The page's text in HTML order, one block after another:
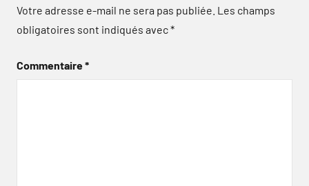
Votre adresse e-mail ne sera pas publiée. Les champs
obligatoires sont indiqués avec*
Commentaire*